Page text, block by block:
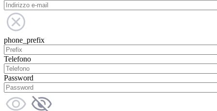
phone_prefix
Telefono
Password